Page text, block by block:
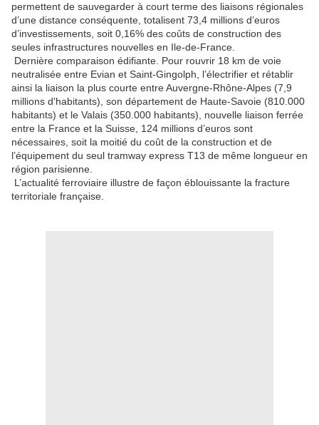
permettent de sauvegarder à court terme des liaisons régionales
d’une distance conséquente, totalisent 73,4 millions d’euros
d’investissements, soit 0,16% des coûts de construction des
seules infrastructures nouvelles en Ile-de-France.
Dernière comparaison édifiante. Pour rouvrir 18 km de voie
neutralisée entre Evian et Saint-Gingolph, l’électrifier et rétablir
ainsi la liaison la plus courte entre Auvergne-Rhône-Alpes (7,9
millions d'habitants), son département de Haute-Savoie (810.000
habitants) et le Valais (350.000 habitants), nouvelle liaison ferrée
entre la France et la Suisse, 124 millions d’euros sont
nécessaires, soit la moitié du coût de la construction et de
l’équipement du seul tramway express T13 de même longueur en
région parisienne.
L’actualité ferroviaire illustre de façon éblouissante la fracture
territoriale française.